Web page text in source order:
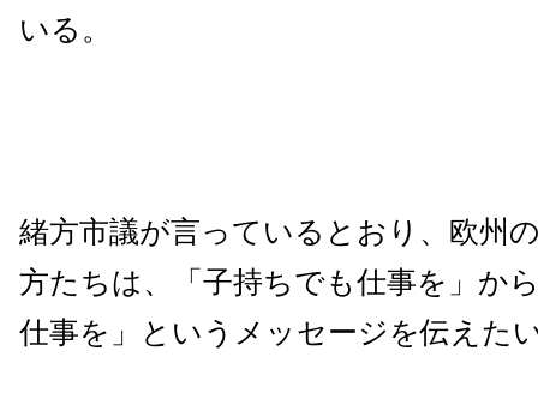
いる。
緒方市議が言っているとおり、欧州
方たちは、「子持ちでも仕事を」か
仕事を」というメッセージを伝えた